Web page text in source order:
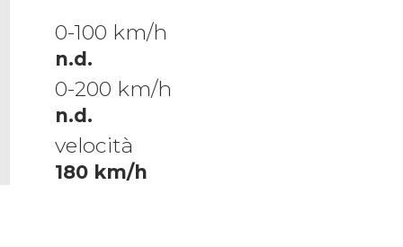
0-100 km/h
n.d.
0-200 km/h
n.d.
velocità
180 km/h